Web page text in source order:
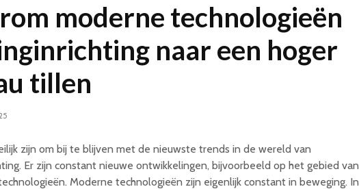
moderne technologieën
naar een hoger
tillen
zijn om bij te blijven met de nieuwste trends in de wereld van
Er zijn constant nieuwe ontwikkelingen, bijvoorbeeld op het gebied van
Moderne technologieën zijn eigenlijk constant in beweging. In